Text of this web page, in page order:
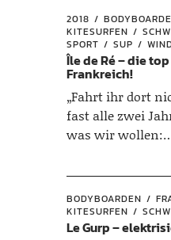
2018
KITESURFEN
SPORT
SUP
Île de Ré – die
Frankreich!
„Fahrt ihr dort
fast alle zwei
was wir
BODYBOARDEN
KITESURFEN
Le Gurp –